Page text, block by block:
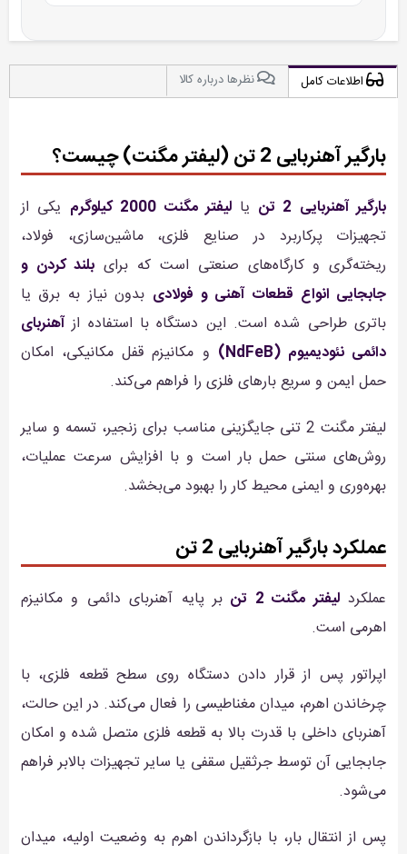
اطلاعات کامل نظرها درباره کالا
بارگیر آهنربایی 2 تن (لیفتر مگنت) چیست؟
بارگیر آهنربایی 2 تن یا لیفتر مگنت 2000 کیلوگرم
یکی از
تجهیزات پرکاربرد در صنایع فلزی، ماشین‌سازی، فولاد،
ریخته‌گری و کارگاه‌های صنعتی است که برای بلند کردن و
جابجایی انواع قطعات آهنی و فولادی بدون نیاز به برق یا
باتری طراحی شده است. این دستگاه با استفاده ازآهنربای
دائمی نئودیمیوم (NdFeB)
و مکانیزم قفل مکانیکی، امکان
حمل ایمن و سریع بارهای فلزی را فراهم می‌کند.
لیفتر مگنت 2 تنی جایگزینی مناسب برای زنجیر، تسمه و سایر
روش‌های سنتی حمل بار است و با افزایش سرعت عملیات،
بهره‌وری و ایمنی محیط کار را بهبود می‌بخشد.
عملکرد بارگیر آهنربایی 2 تن
عملکردلیفتر مگنت 2 تن
بر پایه آهنربای دائمی و مکانیزم
اهرمی است.
اپراتور پس از قرار دادن دستگاه روی سطح قطعه فلزی، با
چرخاندن اهرم، میدان مغناطیسی را فعال می‌کند. در این حالت،
آهنربای داخلی با قدرت بالا به قطعه فلزی متصل شده و امکان
جابجایی آن توسط جرثقیل سقفی یا سایر تجهیزات بالابر فراهم
می‌شود.
پس از انتقال بار، با بازگرداندن اهرم به وضعیت اولیه، میدان